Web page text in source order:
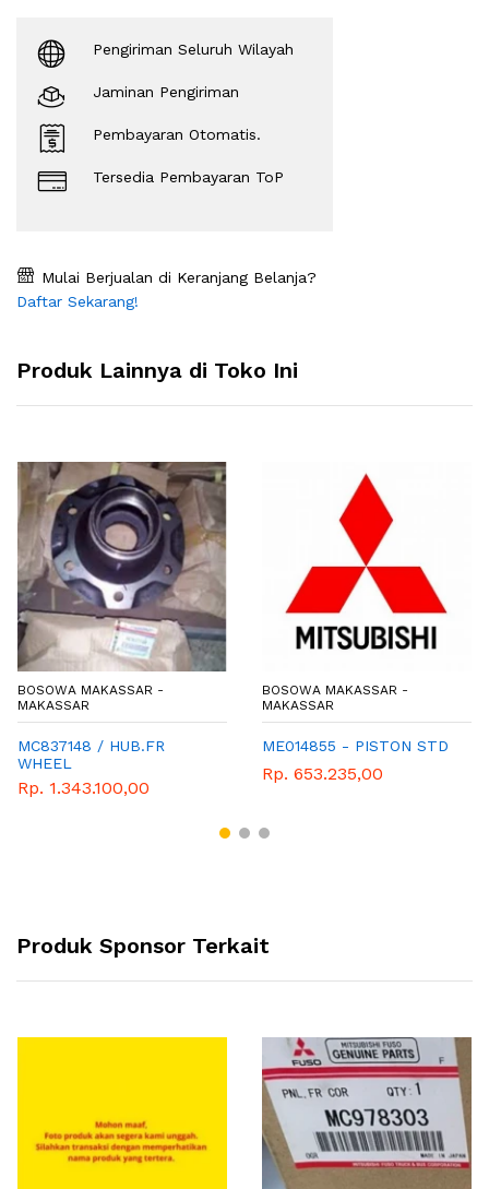
Pengiriman Seluruh Wilayah
Jaminan Pengiriman
Pembayaran Otomatis.
Tersedia Pembayaran ToP
Mulai Berjualan di Keranjang Belanja?
Daftar Sekarang!
Produk Lainnya di Toko Ini
BOSOWA MAKASSAR -
MAKASSAR
MC837148 / HUB.FR
WHEEL
Rp. 1.343.100,00
BOSOWA MAKASSAR -
MAKASSAR
ME014855 - PISTON STD
Rp. 653.235,00
Produk Sponsor Terkait